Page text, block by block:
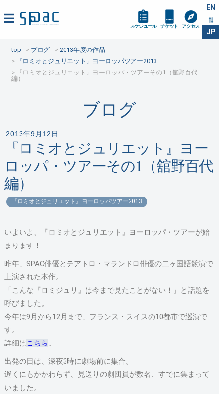
EN
JP
スケジュール チケット アクセス
top ブログ
2013年度の作品
『ロミオとジュリエット』ヨーロッパツアー2013
『ロミオとジュリエット』ヨーロッパ・ツアーその1（舘野百代
編）
ブログ
2013年9月12日
『ロミオとジュリエット』ヨー
ロッパ・ツアーその1（舘野百代
編）
『ロミオとジュリエット』ヨーロッパツアー2013
いよいよ、『ロミオとジュリエット』ヨーロッパ・ツアーが始
まります！
昨年、SPAC俳優とテアトロ・マランドロ俳優の二ヶ国語競演で
上演された本作。
「こんな『ロミジュリ』は今まで見たことがない！」と話題を
呼びました。
今年は9月から12月まで、フランス・スイスの10都市で巡演で
す。
詳細はこちら。
出発の日は、深夜3時に劇場前に集合。
遅くにもかかわらず、見送りの劇団員が数名、すでに集まって
いました。